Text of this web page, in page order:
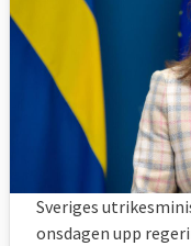
Sveriges
onsdagen upp